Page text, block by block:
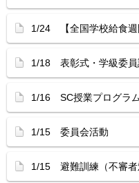
1/24 【全国学校給食
1/18 表彰式・学級委
1/16 SC授業プログラ
1/15 委員会活動
1/15 避難訓練（不審